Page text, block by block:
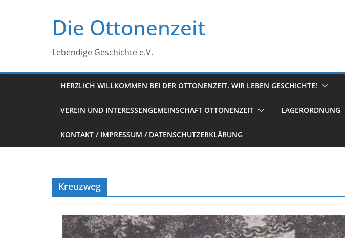
Die Ottonenzeit
Lebendige Geschichte e.V.
HERZLICH WILLKOMMEN BEI DER OTTONENZEIT. WIR LEBEN GESCHICHTE!
VEREIN UND INTERESSENGEMEINSCHAFT OTTONENZEIT LAGERORDNUNG
KONTAKT / IMPRESSUM / DATENSCHUTZERKLÄRUNG
Kreuzweg